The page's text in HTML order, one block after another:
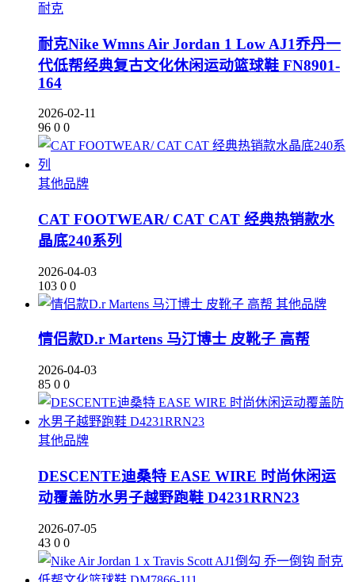
耐克
耐克Nike Wmns Air Jordan 1 Low AJ1乔丹一
代低帮经典复古文化休闲运动篮球鞋 FN8901-
164
2026-02-11
96 0 0
其他品牌
CAT FOOTWEAR/ CAT CAT 经典热销款水
晶底240系列
2026-04-03
103 0 0
其他品牌
情侣款D.r Martens 马汀博士 皮靴子 高帮
2026-04-03
85 0 0
其他品牌
DESCENTE迪桑特 EASE WIRE 时尚休闲运
动覆盖防水男子越野跑鞋 D4231RRN23
2026-07-05
43 0 0